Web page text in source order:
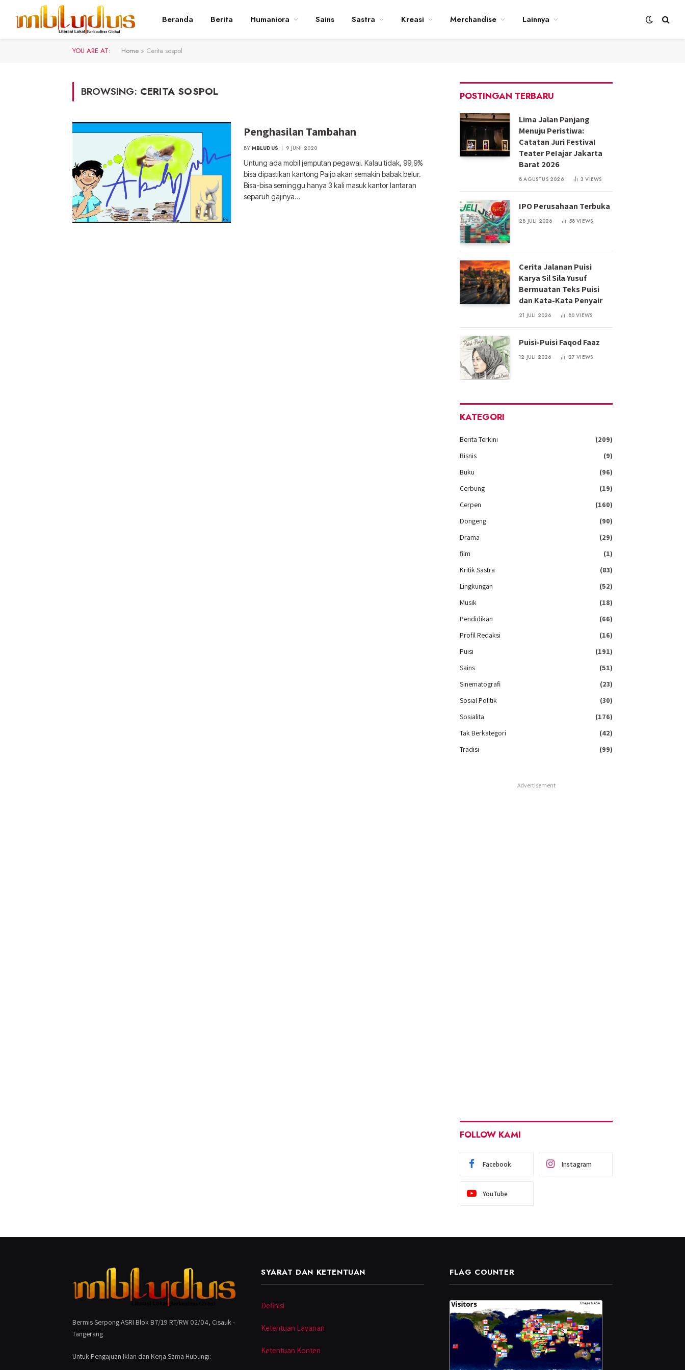
Beranda Berita Humaniora Sains Sastra Kreasi Merchandise Lainnya
YOU ARE AT: Home » Cerita sospol
BROWSING: CERITA SOSPOL
Penghasilan Tambahan
BY MBLUDUS 9 JUNI 2020
Untung ada mobil jemputan pegawai. Kalau tidak, 99,9%
bisa dipastikan kantong Paijo akan semakin babak belur.
Bisa-bisa seminggu hanya 3 kali masuk kantor lantaran
separuh gajinya…
POSTINGAN TERBARU
Lima Jalan Panjang
Menuju Peristiwa:
Catatan Juri FestivaI
Teater PeIajar Jakarta
Barat 2026
8 AGUSTUS 2026 3VIEWS
IPO Perusahaan Terbuka
28 JULI 2026 58VIEWS
Cerita Jalanan Puisi
Karya Sil Sila Yusuf
Bermuatan Teks Puisi
dan Kata-Kata Penyair
21 JULI 2026 80VIEWS
Puisi-Puisi Faqod Faaz
12 JULI 2026 27VIEWS
KATEGORI
Berita Terkini
(209)
Bisnis
(9)
Buku
(96)
Cerbung
(19)
Cerpen
(160)
Dongeng
(90)
Drama
(29)
film
(1)
Kritik Sastra
(83)
Lingkungan
(52)
Musik
(18)
Pendidikan
(66)
Profil Redaksi
(16)
Puisi
(191)
Sains
(51)
Sinematografi
(23)
Sosial Politik
(30)
Sosialita
(176)
Tak Berkategori
(42)
Tradisi
(99)
Advertisement
FOLLOW KAMI
Facebook Instagram
YouTube
Bermis Serpong ASRI Blok B7/19 RT/RW 02/04, Cisauk -
Tangerang
Untuk Pengajuan Iklan dan Kerja Sama Hubungi:
SYARAT DAN KETENTUAN
Definisi
Ketentuan Layanan
Ketentuan Konten
FLAG COUNTER